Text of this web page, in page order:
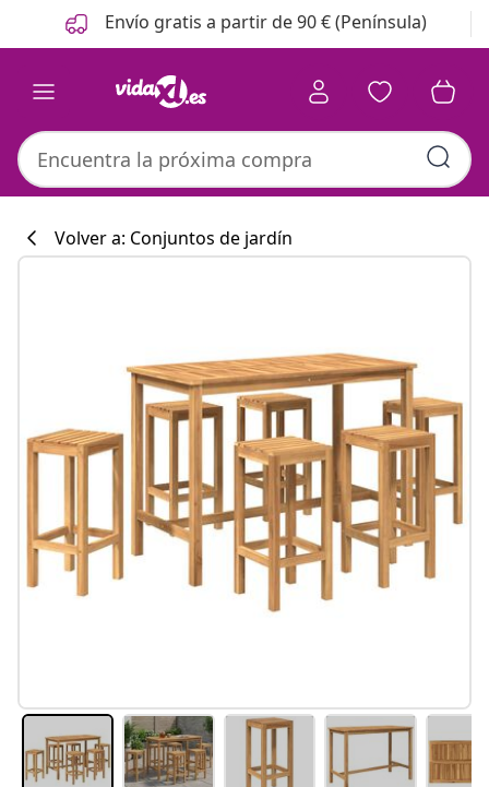
Anterior
Siguiente Envío gratis a partir de 90 € (Península)
#sharemevidaxl
Volver a: Conjuntos de jardín